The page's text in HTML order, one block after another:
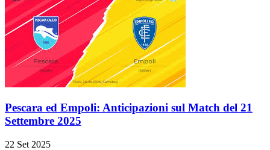
Pescara ed Empoli: Anticipazioni sul Match del 21
Settembre 2025
22 Set 2025